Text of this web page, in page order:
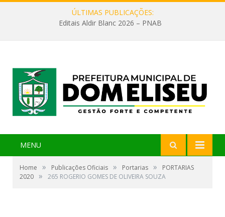
ÚLTIMAS PUBLICAÇÕES:
Editais Aldir Blanc 2026 – PNAB
MENU
Home » Publicações Oficiais » Portarias »
PORTARIAS
2020 » 265 ROGERIO GOMES DE OLIVEIRA SOUZA